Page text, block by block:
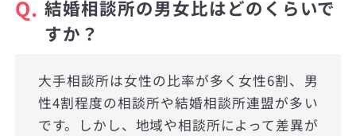
Q. 結婚相談所の男女比はどのくらいで
すか？
大手相談所は女性の比率が多く女性6割、男
性4割程度の相談所や結婚相談所連盟が多い
です。しかし、地域や相談所によって差異が